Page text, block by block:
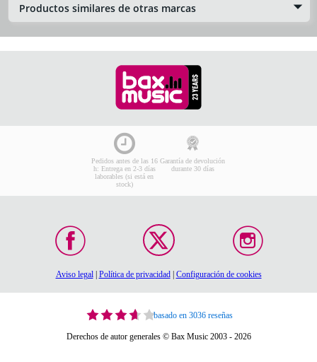
Productos similares de otras marcas
Pedidos antes de las 16
h: Entrega en 2-3 días
laborables (si está en
stock)
Garantía de devolución
durante 30 días
Aviso legal| Política de privacidad| Configuración de cookies
basado en 3036 reseñas
Derechos de autor generales © Bax Music 2003 - 2026